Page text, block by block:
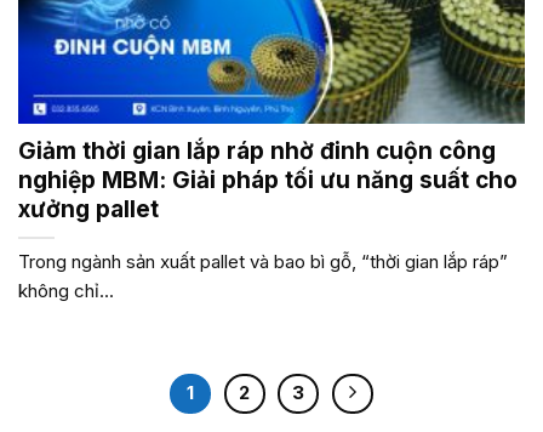
Giảm thời gian lắp ráp nhờ đinh cuộn công
nghiệp MBM: Giải pháp tối ưu năng suất cho
xưởng pallet
Trong ngành sản xuất pallet và bao bì gỗ, “thời gian lắp ráp”
không chỉ...
1 2 3